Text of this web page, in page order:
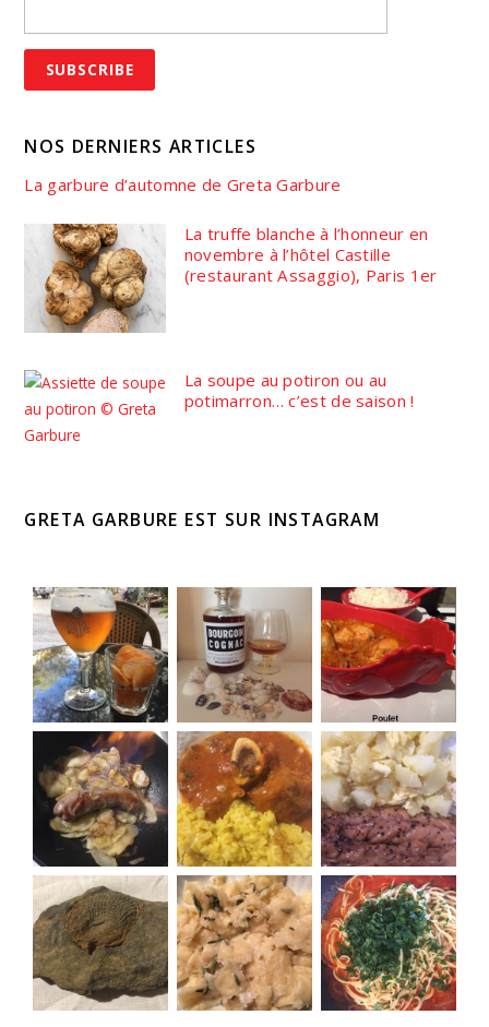
NOS DERNIERS ARTICLES
La garbure d’automne de Greta Garbure
La truffe blanche à l’honneur en
novembre à l’hôtel Castille
(restaurant Assaggio), Paris 1er
La soupe au potiron ou au
potimarron… c’est de saison !
GRETA GARBURE EST SUR INSTAGRAM